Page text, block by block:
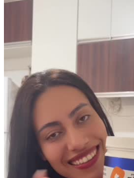
Pacotes UGC
Você recebe o arquivo para usar em
Reels+Stories
R$
420